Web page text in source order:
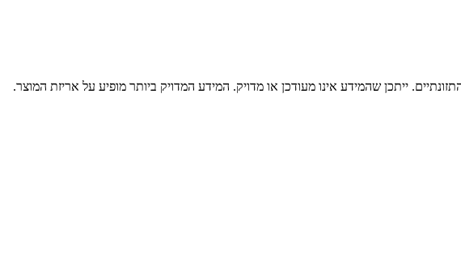
ייתכן שהמידע אינו מעודכן או מדויק. המידע המדויק ביותר מופיע על אריזת המוצר.